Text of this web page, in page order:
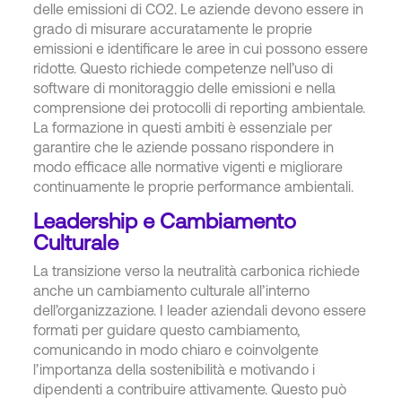
delle emissioni di CO2. Le aziende devono essere in
grado di misurare accuratamente le proprie
emissioni e identificare le aree in cui possono essere
ridotte. Questo richiede competenze nell’uso di
software di monitoraggio delle emissioni e nella
comprensione dei protocolli di reporting ambientale.
La formazione in questi ambiti è essenziale per
garantire che le aziende possano rispondere in
modo efficace alle normative vigenti e migliorare
continuamente le proprie performance ambientali.
Leadership e Cambiamento
Culturale
La transizione verso la neutralità carbonica richiede
anche un cambiamento culturale all’interno
dell’organizzazione. I leader aziendali devono essere
formati per guidare questo cambiamento,
comunicando in modo chiaro e coinvolgente
l’importanza della sostenibilità e motivando i
dipendenti a contribuire attivamente. Questo può